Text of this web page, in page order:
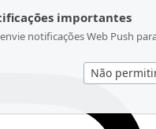
importantes
notificações Web Push
Não